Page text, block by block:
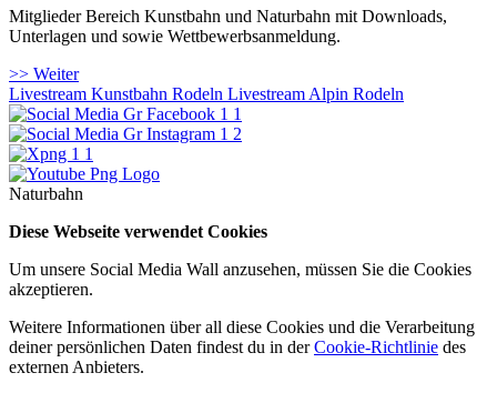
Mitglieder Bereich Kunstbahn und Naturbahn mit Downloads,
Unterlagen und sowie Wettbewerbsanmeldung.
>> Weiter
Livestream Kunstbahn Rodeln Livestream Alpin Rodeln
Naturbahn
Diese Webseite verwendet Cookies
Um unsere Social Media Wall anzusehen, müssen Sie die Cookies
akzeptieren.
Weitere Informationen über all diese Cookies und die Verarbeitung
deiner persönlichen Daten findest du in derCookie-Richtlinie des
externen Anbieters.